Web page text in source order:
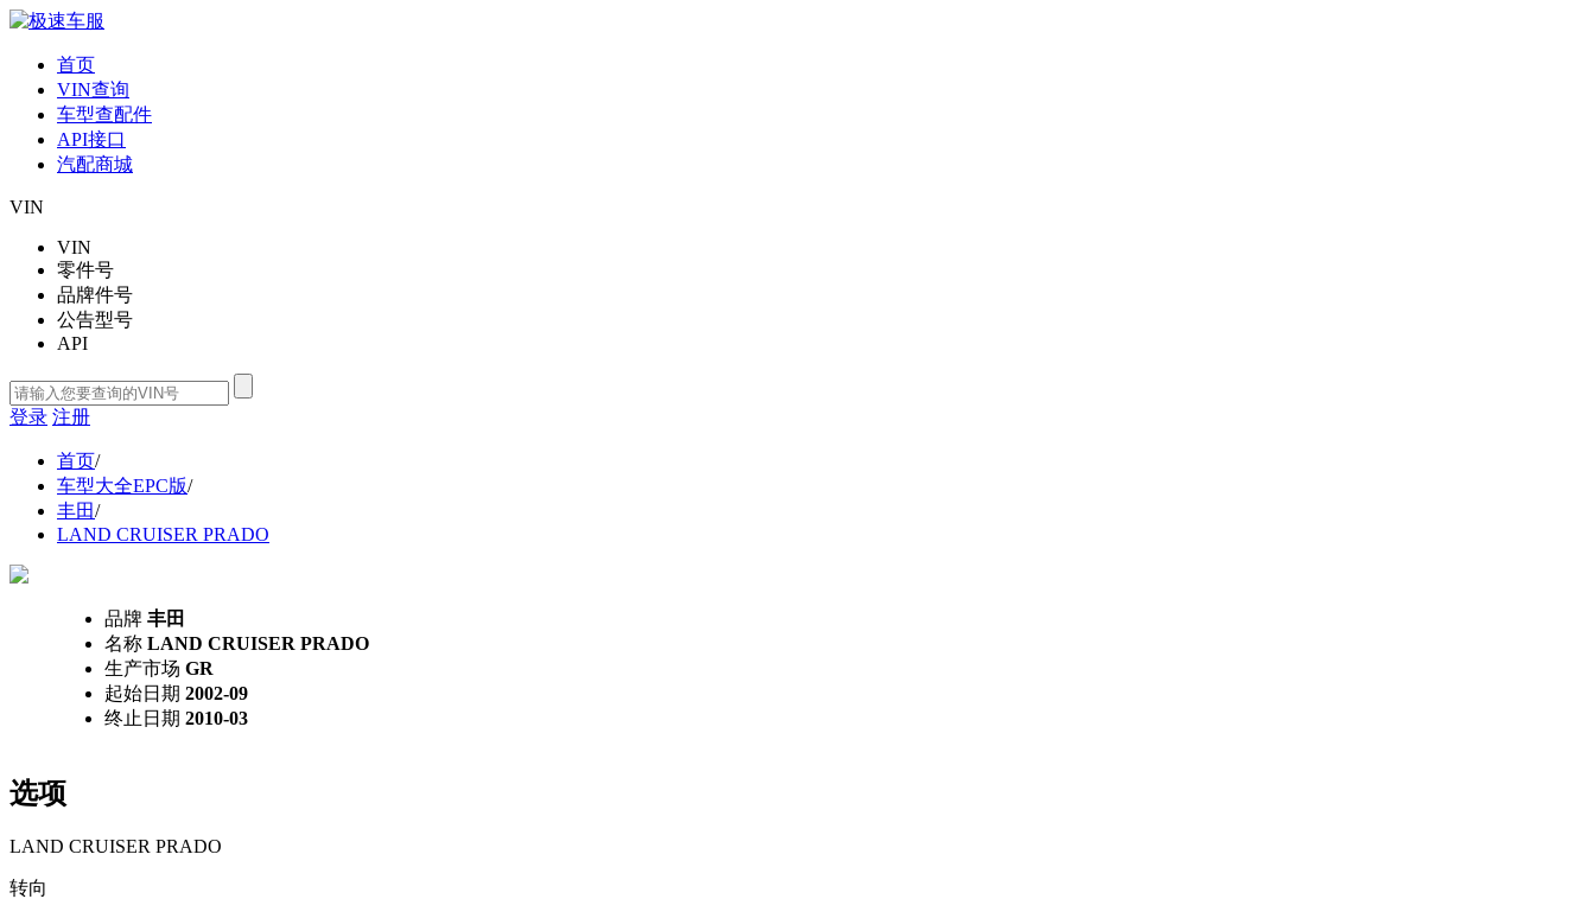
首页
VIN查询
车型查配件
API接口
汽配商城
VIN
VIN
零件号
品牌件号
公告型号
API
登录 注册
首页/
车型大全EPC版/
丰田/
LAND CRUISER PRADO
品牌 丰田
名称 LAND CRUISER PRADO
生产市场 GR
起始日期 2002-09
终止日期 2010-03
选项
LAND CRUISER PRADO
转向